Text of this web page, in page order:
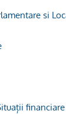
si
financiare